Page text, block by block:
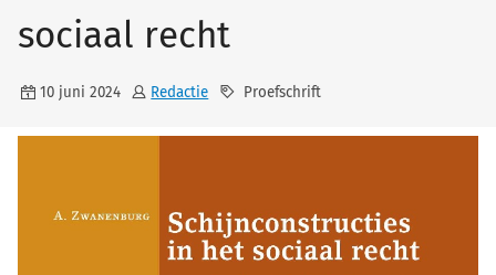
sociaal recht
10 juni 2024 Redactie Proefschrift